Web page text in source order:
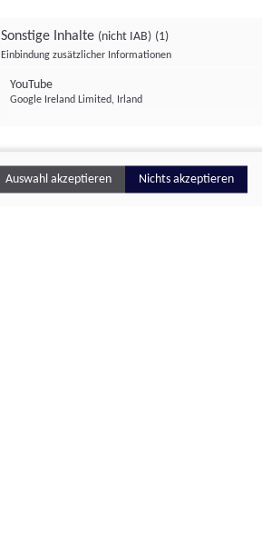
Sonstige Inhalte (nicht IAB) (1)
Einbindung zusätzlicher Informationen
YouTube
Google Ireland Limited, Irland
Auswahl akzeptieren Nichts akzeptieren